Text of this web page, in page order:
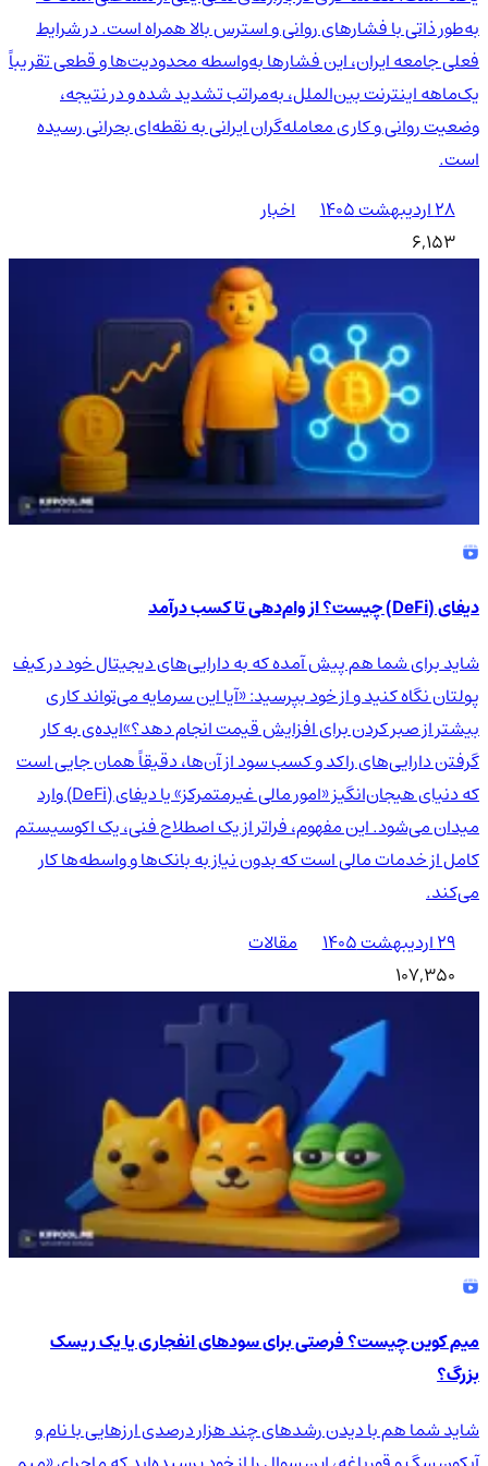
به‌طور ذاتی با فشارهای روانی و استرس بالا همراه است. در شرایط
فعلی جامعه ایران، این فشارها به‌واسطه محدودیت‌ها و قطعی تقریباً
یک‌ماهه اینترنت بین‌الملل، به‌مراتب تشدید شده و در نتیجه،
وضعیت روانی و کاری معامله‌گران ایرانی به نقطه‌ای بحرانی رسیده
است.
۲۸ اردیبهشت ۱۴۰۵
اخبار
6,153
دیفای (DeFi) چیست؟ از وام‌دهی تا کسب درآمد
شاید برای شما هم پیش آمده که به دارایی‌های دیجیتال خود در کیف
پولتان نگاه کنید و از خود بپرسید: «آیا این سرمایه می‌تواند کاری
بیشتر از صبر کردن برای افزایش قیمت انجام دهد؟»ایده‌ی به کار
گرفتن دارایی‌های راکد و کسب سود از آن‌ها، دقیقاً همان جایی است
که دنیای هیجان‌انگیز «امور مالی غیرمتمرکز» یا دیفای (DeFi) وارد
میدان می‌شود. این مفهوم، فراتر از یک اصطلاح فنی، یک اکوسیستم
کامل از خدمات مالی است که بدون نیاز به بانک‌ها و واسطه‌ها کار
می‌کند.
۲۹ اردیبهشت ۱۴۰۵
مقالات
107,350
میم کوین چیست؟ فرصتی برای سودهای انفجاری یا یک ریسک
بزرگ؟
شاید شما هم با دیدن رشدهای چند هزار درصدی ارزهایی با نام و